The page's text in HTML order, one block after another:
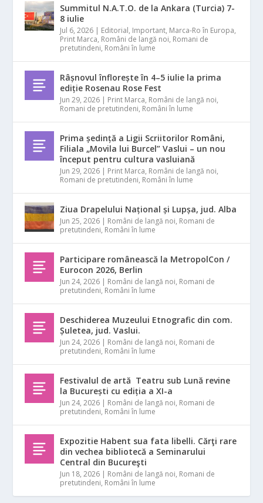
Summitul N.A.T.O. de la Ankara (Turcia) 7-
8 iulie
Jul 6, 2026 | Editorial, Important, Marca-Ro în Europa,
Print Marca, Români de langă noi, Romani de
pretutindeni, Români în lume
Râșnovul înflorește în 4–5 iulie la prima
ediție Rosenau Rose Fest
Jun 29, 2026 | Print Marca, Români de langă noi,
Romani de pretutindeni, Români în lume
Prima ședință a Ligii Scriitorilor Români,
Filiala „Movila lui Burcel” Vaslui – un nou
început pentru cultura vasluiană
Jun 29, 2026 | Print Marca, Români de langă noi,
Romani de pretutindeni, Români în lume
Ziua Drapelului Național și Lupșa, jud. Alba
Jun 25, 2026 | Români de langă noi, Romani de
pretutindeni, Români în lume
Participare românească la MetropolCon /
Eurocon 2026, Berlin
Jun 24, 2026 | Români de langă noi, Romani de
pretutindeni, Români în lume
Deschiderea Muzeului Etnografic din com.
Șuletea, jud. Vaslui.
Jun 24, 2026 | Români de langă noi, Romani de
pretutindeni, Români în lume
Festivalul de artă Teatru sub Lună revine
la București cu ediția a XI-a
Jun 24, 2026 | Români de langă noi, Romani de
pretutindeni, Români în lume
Expozitie Habent sua fata libelli. Cărţi rare
din vechea bibliotecă a Seminarului
Central din Bucureşti
Jun 18, 2026 | Români de langă noi, Romani de
pretutindeni, Români în lume